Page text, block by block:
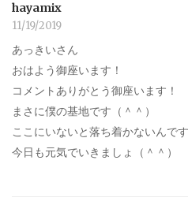
hayamix
11/19/2019
あっきいさん
おはよう御座います！
コメントありがとう御座います！
まさに僕の基地です（＾＾）
ここにいないと落ち着かないんです
今日も元気でいきましょ（＾＾）